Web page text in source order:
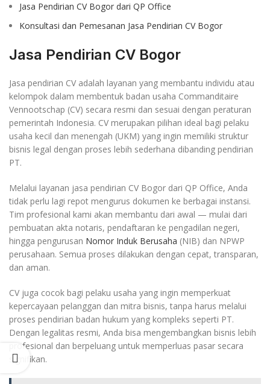
Jasa Pendirian CV Bogor dari QP Office
Konsultasi dan Pemesanan Jasa Pendirian CV Bogor
Jasa Pendirian CV Bogor
Jasa pendirian CV adalah layanan yang membantu individu atau
kelompok dalam membentuk badan usaha Commanditaire
Vennootschap (CV) secara resmi dan sesuai dengan peraturan
pemerintah Indonesia. CV merupakan pilihan ideal bagi pelaku
usaha kecil dan menengah (UKM) yang ingin memiliki struktur
bisnis legal dengan proses lebih sederhana dibanding pendirian
PT.
Melalui layanan jasa pendirian CV Bogor dari QP Office, Anda
tidak perlu lagi repot mengurus dokumen ke berbagai instansi.
Tim profesional kami akan membantu dari awal — mulai dari
pembuatan akta notaris, pendaftaran ke pengadilan negeri,
hingga pengurusan Nomor Induk Berusaha (NIB) dan NPWP
perusahaan. Semua proses dilakukan dengan cepat, transparan,
dan aman.
CV juga cocok bagi pelaku usaha yang ingin memperkuat
kepercayaan pelanggan dan mitra bisnis, tanpa harus melalui
proses pendirian badan hukum yang kompleks seperti PT.
Dengan legalitas resmi, Anda bisa mengembangkan bisnis lebih
profesional dan berpeluang untuk memperluas pasar secara
signifikan.